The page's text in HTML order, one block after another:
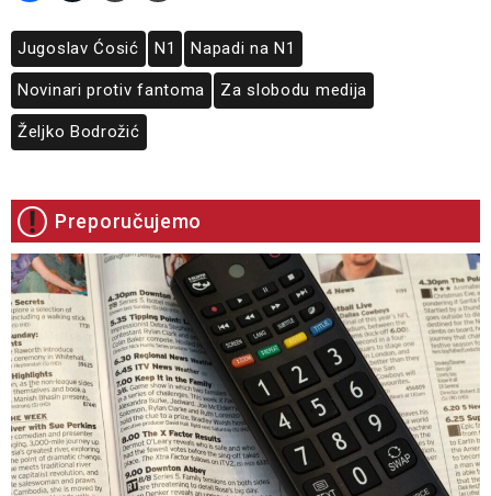
Jugoslav Ćosić N1 Napadi na N1
Novinari protiv fantoma Za slobodu medija
Željko Bodrožić
Preporučujemo